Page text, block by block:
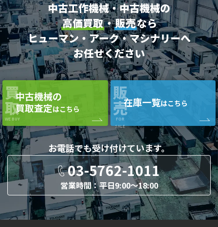
中古工作機械・中古機械の
高価買取・販売なら
ヒューマン・アーク・マシナリーへ
お任せください
買
取
WE BUY
中古機械の
買取査定はこちら
販
売
FOR
SALE
在庫一覧はこちら
お電話でも受け付けています。
03-5762-1011
営業時間：平日9:00〜18:00